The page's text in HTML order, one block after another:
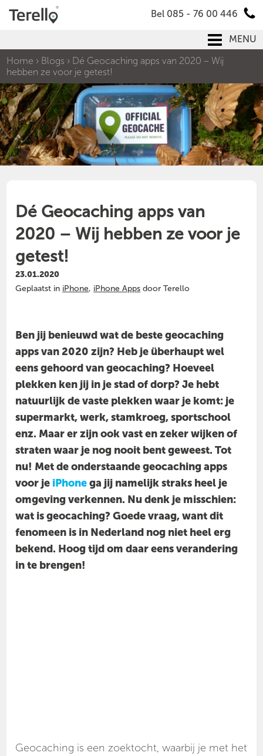
Bel 085 - 76 00 446
MENU
Home › Blogs › Dé Geocaching apps van 2020 – Wij
hebben ze voor je getest!
Dé Geocaching apps van
2020 – Wij hebben ze voor je
getest!
23.01.2020
Geplaatst in iPhone, iPhone Apps door Terello
Ben jij benieuwd wat de beste geocaching
apps van 2020 zijn? Heb je überhaupt wel
eens gehoord van geocaching? Hoeveel
plekken ken jij in je stad of dorp? Je hebt
natuurlijk de vaste plekken waar je komt: je
supermarkt, werk, stamkroeg, sportschool
enz. Maar er zijn ook vast en zeker wijken of
straten waar je nog nooit bent geweest. Tot
nu! Met de onderstaande geocaching apps
voor je iPhonega jij namelijk straks heel je
omgeving verkennen. Nu denk je misschien:
wat is geocaching? Goede vraag, want dit
fenomeen is in Nederland nog niet heel erg
bekend. Hoog tijd om daar eens verandering
in te brengen!
Geocaching is een zoektocht, waarbij je met het